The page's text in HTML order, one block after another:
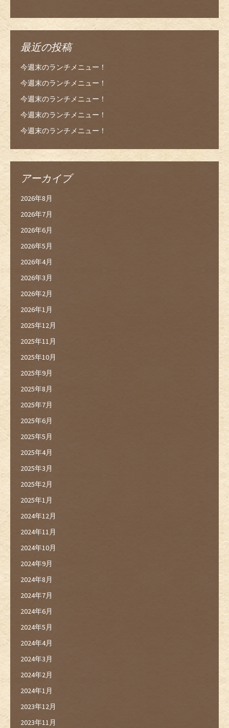
最近の投稿
今週末のランチメニュー！
今週末のランチメニュー！
今週末のランチメニュー！
今週末のランチメニュー！
今週末のランチメニュー！
アーカイブ
2026年8月
2026年7月
2026年6月
2026年5月
2026年4月
2026年3月
2026年2月
2026年1月
2025年12月
2025年11月
2025年10月
2025年9月
2025年8月
2025年7月
2025年6月
2025年5月
2025年4月
2025年3月
2025年2月
2025年1月
2024年12月
2024年11月
2024年10月
2024年9月
2024年8月
2024年7月
2024年6月
2024年5月
2024年4月
2024年3月
2024年2月
2024年1月
2023年12月
2023年11月